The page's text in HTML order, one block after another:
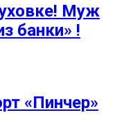
Муж
банки» !
«Пинчер»